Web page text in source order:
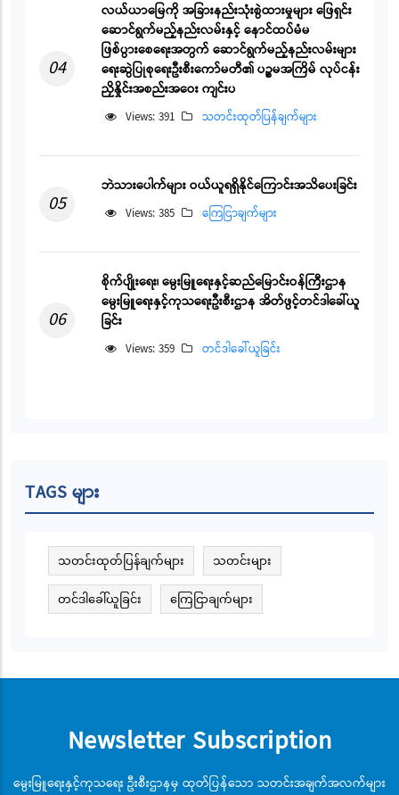
04
လယ်ယာမြေကို အခြားနည်းသုံးစွဲထားမှုများ ဖြေရှင်း
ဆောင်ရွက်မည့်နည်းလမ်းနှင့် နောင်ထပ်မံမ
ဖြစ်ပွားစေရေးအတွက် ဆောင်ရွက်မည့်နည်းလမ်းများ
ရေးဆွဲပြုစုရေးဦးစီးကော်မတီ၏ ပဉ္စမအကြိမ် လုပ်ငန်း
ညှိနှိုင်းအစည်းအဝေး ကျင်းပ
Views: 391 သတင်းထုတ်ပြန်ချက်များ
05
ဘဲသားပေါက်များ ဝယ်ယူရရှိနိုင်ကြောင်းအသိပေးခြင်း
Views: 385 ကြေငြာချက်များ
06
စိုက်ပျိုးရေး၊ မွေးမြူရေးနှင့်ဆည်မြောင်းဝန်ကြီးဌာန
မွေးမြူရေးနှင့်ကုသရေးဦးစီးဌာန အိတ်ဖွင့်တင်ဒါခေါ်ယူ
ခြင်း
Views: 359 တင်ဒါခေါ်ယူခြင်း
TAGS များ
သတင်းထုတ်ပြန်ချက်များ သတင်းများ
တင်ဒါခေါ်ယူခြင်း ကြေငြာချက်များ
Newsletter Subscription
မွေးမြူရေးနှင့်ကုသရေး ဦးစီးဌာနမှ ထုတ်ပြန်သော သတင်းအချက်အလက်များ